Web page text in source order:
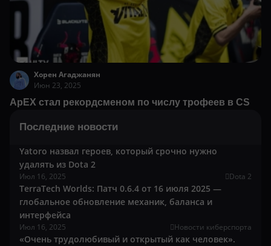
Хорен Агаджанян
Июн 23, 2025
ApEX стал рекордсменом по числу трофеев в CS
Последние новости
Yatoro назвал героев, который срочно нужно
удалять из Dota 2
Июл 16, 2025 Dota 2
TerraTech Worlds: Патч 0.6.4 от 16 июля 2025 —
глобальное обновление механик, баланса и
интерфейса
Июл 16, 2025 Новости киберспорта
«Очень трудолюбивый и открытый как человек».